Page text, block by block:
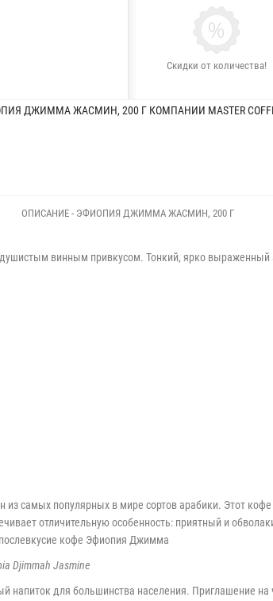
Скидки от количества!
ДЖИММА ЖАСМИН, 200 Г КОМПАНИИ MASTER
ОПИСАНИЕ - ЭФИОПИЯ ДЖИММА ЖАСМИН, 200 Г
винным привкусом. Тонкий, ярко
самых популярных в мире сортов арабики. Этот кофе
отличительную особенность: приятный и
кофе Эфиопия Джимма
Djimmah Jasmine
напиток для большинства населения. Приглашение